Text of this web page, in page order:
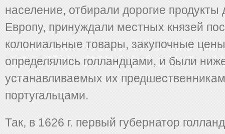
население, отбирали дорогие продукты
Европу, принуждали местных князей
колониальные товары, закупочные
определялись голландцами, и были
устанавливаемых их
португальцами.
Так, в 1626 г. первый губернатор